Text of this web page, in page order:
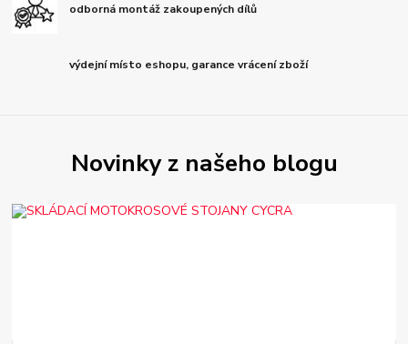
odborná montáž zakoupených dílů
výdejní místo eshopu, garance vrácení zboží
Novinky z našeho blogu